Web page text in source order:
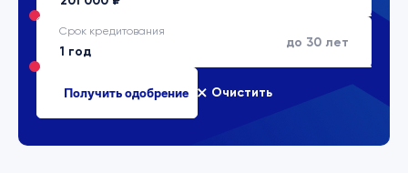
Срок кредитования
до 30 лет
Очистить